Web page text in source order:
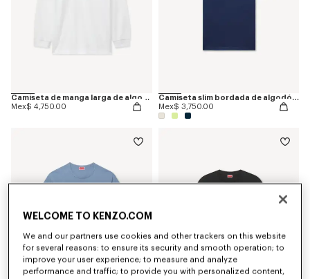
Camiseta de manga larga de algodón 'KENZO Loves'
Mex$ 4,750.00
Camiseta slim bordada de algodón 'KENZO Sounds'
Mex$ 3,750.00
WELCOME TO KENZO.COM
We and our partners use cookies and other trackers on this website
for several reasons: to ensure its security and smooth operation; to
improve your user experience; to measure and analyze
performance and traffic; to provide you with personalized content,